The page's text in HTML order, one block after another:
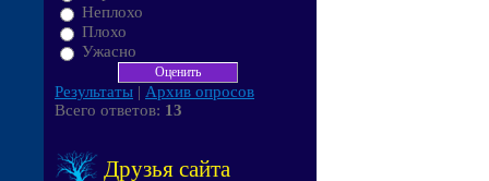
Неплохо
Плохо
Ужасно
Результаты | Архив опросов
Всего ответов: 13
Друзья сайта